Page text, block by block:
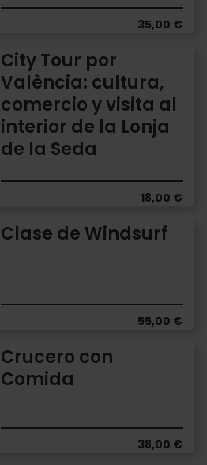
35,00 €
City Tour por
València: cultura,
comercio y visita al
interior de la Lonja
de la Seda
18,00 €
Clase de Windsurf
55,00 €
Crucero con
Comida
38,00 €